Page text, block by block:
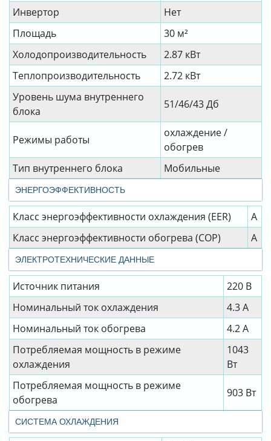
Инвертор
Нет
Площадь
30 м²
Холодопроизводительность
2.87 кВт
Теплопроизводительность
2.72 кВт
Уровень шума внутреннего
блока
51/46/43 Дб
Режимы работы
охлаждение /
обогрев
Тип внутреннего блока
Мобильные
ЭНЕРГОЭФФЕКТИВНОСТЬ
Класс энергоэффективности охлаждения (EER)
A
Класс энергоэффективности обогрева (COP)
A
ЭЛЕКТРОТЕХНИЧЕСКИЕ ДАННЫЕ
Источник питания
220 В
Номинальный ток охлаждения
4.3 А
Номинальный ток обогрева
4.2 А
Потребляемая мощность в режиме
охлаждения
1043
Вт
Потребляемая мощность в режиме
обогрева
903 Вт
СИСТЕМА ОХЛАЖДЕНИЯ